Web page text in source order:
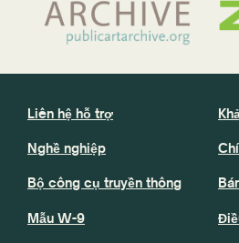
Liên hệ hỗ trợ
Nghề nghiệp
Bộ công cụ truyền thông
Mẫu W-9